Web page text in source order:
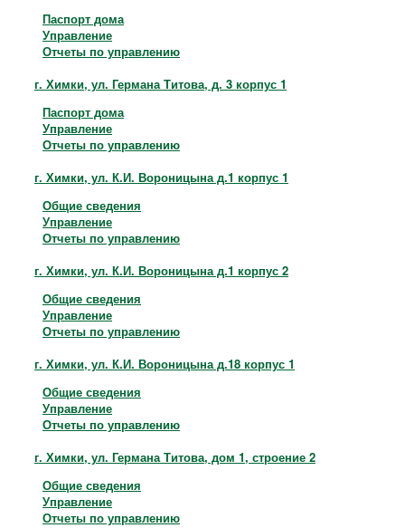
Паспорт дома
Управление
Отчеты по управлению
г. Химки, ул. Германа Титова, д. 3 корпус 1
Паспорт дома
Управление
Отчеты по управлению
г. Химки, ул. К.И. Вороницына д.1 корпус 1
Общие сведения
Управление
Отчеты по управлению
г. Химки, ул. К.И. Вороницына д.1 корпус 2
Общие сведения
Управление
Отчеты по управлению
г. Химки, ул. К.И. Вороницына д.18 корпус 1
Общие сведения
Управление
Отчеты по управлению
г. Химки, ул. Германа Титова, дом 1, строение 2
Общие сведения
Управление
Отчеты по управлению